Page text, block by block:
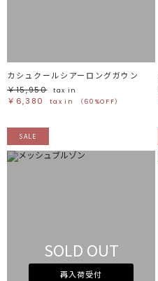
カシュクールシアーロングガウン
￥15,950
tax in
￥6,380 tax in （60%OFF）
SALE
SOLD OUT
再入荷受付